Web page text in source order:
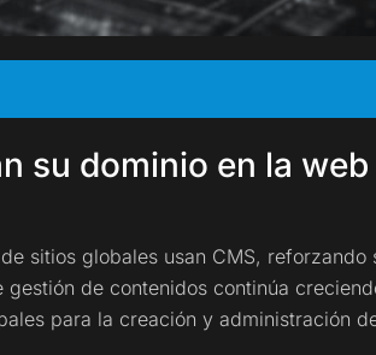
su dominio en la web
sitios globales usan CMS, reforzando
de contenidos continúa
para la creación y administración